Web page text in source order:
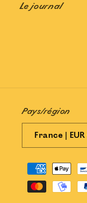
Le journal
Pays/région
Moyens
de
paiement